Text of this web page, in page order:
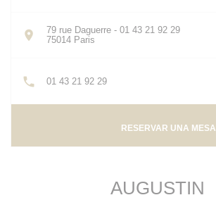
79 rue Daguerre - 01 43 21 92 29
75014 Paris
01 43 21 92 29
RESERVAR UNA MESA
AUGUSTIN